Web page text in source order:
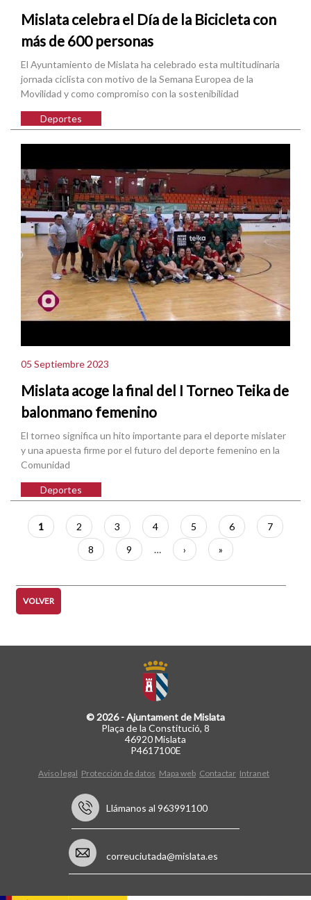
Mislata celebra el Día de la Bicicleta con
más de 600 personas
El Ayuntamiento de Mislata ha celebrado esta multitudinaria
jornada ciclista con motivo de la Semana Europea de la
Movilidad y como compromiso con la sostenibilidad
Deportes
05 Septiembre 2023
Mislata acoge la final del I Torneo Teika de
balonmano femenino
El torneo significa un hito importante para el deporte mislater
y una apuesta firme por el futuro del deporte femenino en la
Comunidad
Deportes
Paginación
Página
actual
1 Página
2 Página
3 Página
4 Página
5 Página
6 Página
7
Página
8 Página
9 …
Siguiente
página
›
Última
página
»
VOLVER
© 2026 - Ajuntament de Mislata
Plaça de la Constitució, 8
46920 Mislata
P4617100E
Aviso legal Protección de datos Mapa web Contactar Intranet
Llámanos al 963991100
correuciutada@mislata.es